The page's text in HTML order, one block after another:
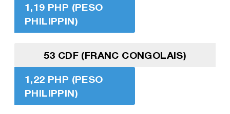
1,19 PHP (PESO
PHILIPPIN)
53 CDF (FRANC CONGOLAIS)
1,22 PHP (PESO
PHILIPPIN)